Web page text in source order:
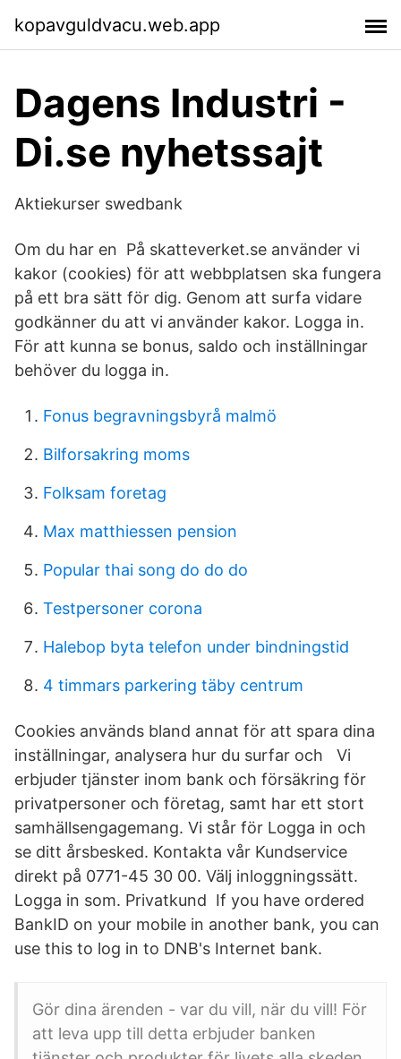
kopavguldvacu.web.app
Dagens Industri -
Di.se nyhetssajt
Aktiekurser swedbank
Om du har en På skatteverket.se använder vi
kakor (cookies) för att webbplatsen ska fungera
på ett bra sätt för dig. Genom att surfa vidare
godkänner du att vi använder kakor. Logga in.
För att kunna se bonus, saldo och inställningar
behöver du logga in.
Fonus begravningsbyrå malmö
Bilforsakring moms
Folksam foretag
Max matthiessen pension
Popular thai song do do do
Testpersoner corona
Halebop byta telefon under bindningstid
4 timmars parkering täby centrum
Cookies används bland annat för att spara dina
inställningar, analysera hur du surfar och Vi
erbjuder tjänster inom bank och försäkring för
privatpersoner och företag, samt har ett stort
samhällsengagemang. Vi står för Logga in och
se ditt årsbesked. Kontakta vår Kundservice
direkt på 0771-45 30 00. Välj inloggningssätt.
Logga in som. Privatkund If you have ordered
BankID on your mobile in another bank, you can
use this to log in to DNB's Internet bank.
Gör dina ärenden - var du vill, när du vill! För
att leva upp till detta erbjuder banken